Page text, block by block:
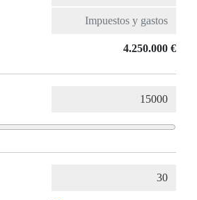
4.250.000 €